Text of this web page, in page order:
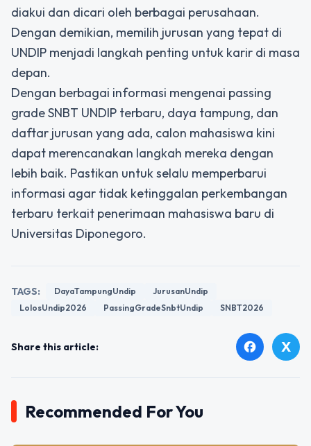
diakui dan dicari oleh berbagai perusahaan.
Dengan demikian, memilih jurusan yang tepat di
UNDIP menjadi langkah penting untuk karir di masa
depan.
Dengan berbagai informasi mengenai passing
grade SNBT UNDIP terbaru, daya tampung, dan
daftar jurusan yang ada, calon mahasiswa kini
dapat merencanakan langkah mereka dengan
lebih baik. Pastikan untuk selalu memperbarui
informasi agar tidak ketinggalan perkembangan
terbaru terkait penerimaan mahasiswa baru di
Universitas Diponegoro.
TAGS: DayaTampungUndip
JurusanUndip
LolosUndip2026
PassingGradeSnbtUndip SNBT2026
Share this article: facebook X
Recommended For You